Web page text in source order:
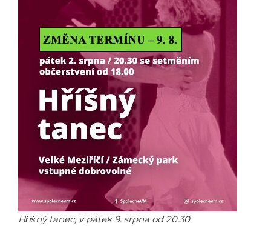
Hříšný tanec, v pátek 9. srpna od 20.30